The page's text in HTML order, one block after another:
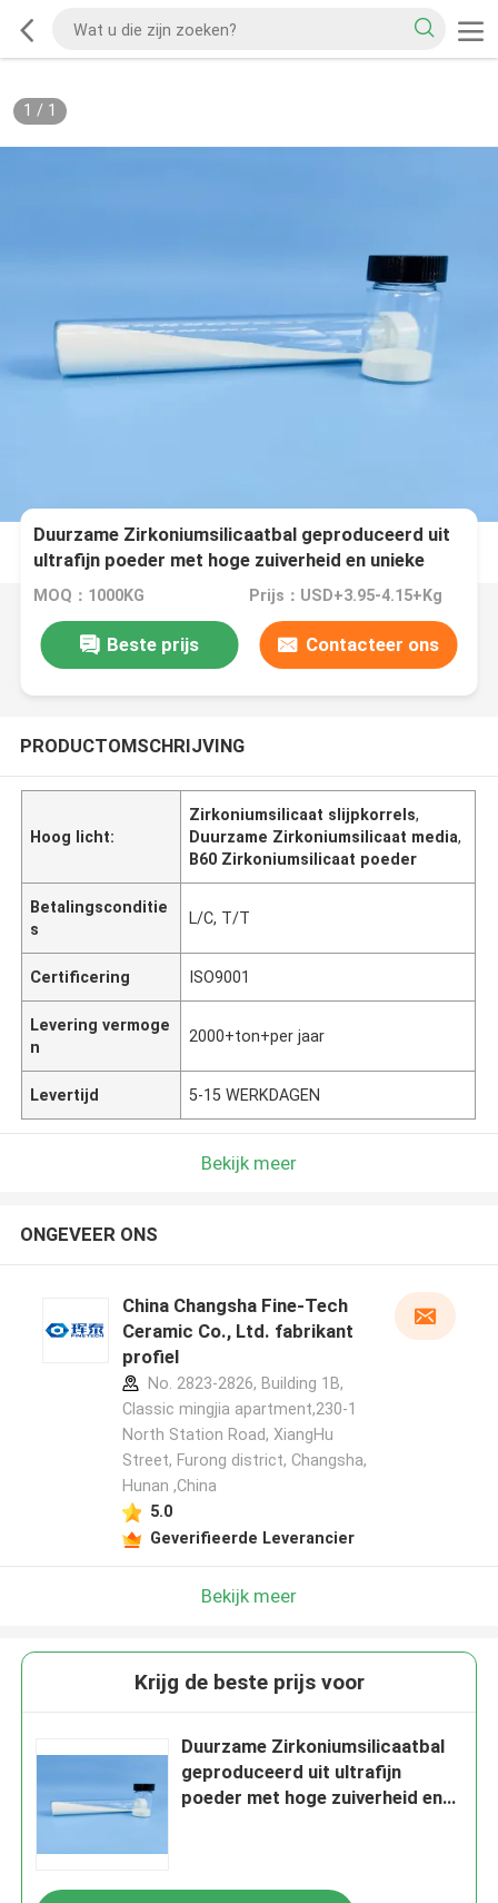
1 / 1
Duurzame Zirkoniumsilicaatbal geproduceerd uit
ultrafijn poeder met hoge zuiverheid en unieke
formule voor slijpen en mat oppervlak afwerking
MOQ：1000KG Prijs：USD+3.95-4.15+Kg
Beste prijs Contacteer ons
PRODUCTOMSCHRIJVING
Hoog licht:
Zirkoniumsilicaat slijpkorrels,
Duurzame Zirkoniumsilicaat media,
B60 Zirkoniumsilicaat poeder
Betalingsconditie
s
L/C, T/T
Certificering ISO9001
Levering vermoge
n
2000+ton+per jaar
Levertijd 5-15 WERKDAGEN
Bekijk meer
ONGEVEER ONS
China Changsha Fine-Tech
Ceramic Co., Ltd. fabrikant
profiel
No. 2823-2826, Building 1B,
Classic mingjia apartment,230-1
North Station Road, XiangHu
Street, Furong district, Changsha,
Hunan ,China
5.0
Geverifieerde Leverancier
Bekijk meer
Krijg de beste prijs voor
Duurzame Zirkoniumsilicaatbal
geproduceerd uit ultrafijn
poeder met hoge zuiverheid en